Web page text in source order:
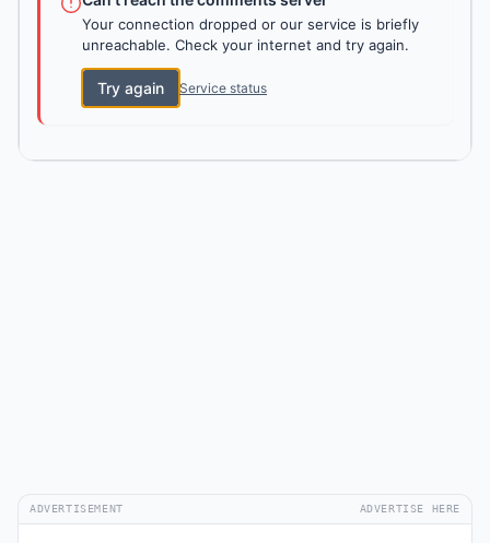
Your connection dropped or our service is briefly
unreachable. Check your internet and try again.
Try again Service status
ADVERTISEMENT ADVERTISE HERE